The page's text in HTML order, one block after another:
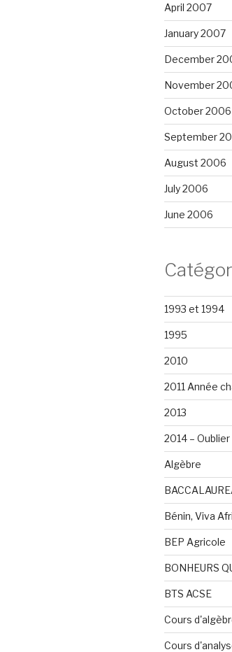
April 2007
January 2007
December
November
October 2006
September
August 2006
July 2006
June 2006
1993 et 1994
1995
2010
2011 Année
2013
2014 –
Algèbre
Bénin, Viva
BEP Agricole
BONHEURS
BTS ACSE
Cours
Cours